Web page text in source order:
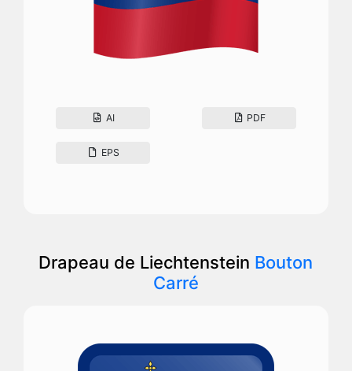
AI PDF
EPS
Drapeau de Liechtenstein Bouton
Carré